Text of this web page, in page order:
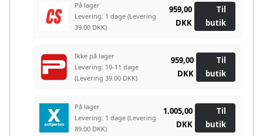
På lager
Levering: 1 dage (Levering
39.00 DKK)
959,00
DKK
Til
butik
Ikke på lager
Levering: 10-11 dage
(Levering 39.00 DKK)
959,00
DKK
Til
butik
På lager
Levering: 1 dage (Levering
89.00 DKK)
1.005,00
DKK
Til
butik